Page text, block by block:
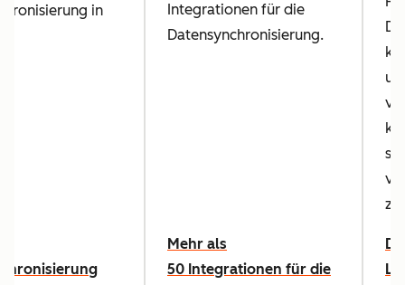
in
Integrationen für die
Datensynchronisierung.
Mehr als
50 Integrationen für die
zu